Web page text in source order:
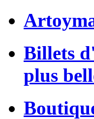
Billets
plus